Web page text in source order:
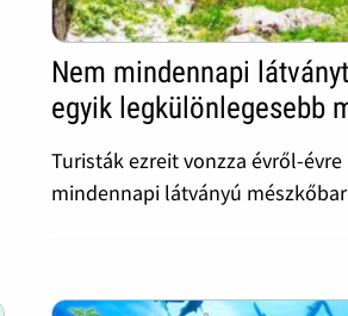
Nem mindennapi
egyik legkülönlegesebb
Turisták ezreit vonzza évről-
mindennapi látványú